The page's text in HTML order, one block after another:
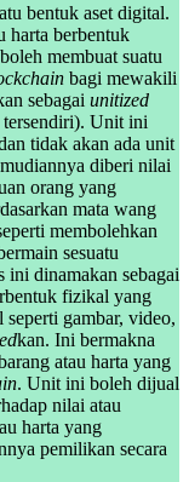
bentuk aset digital.
harta berbentuk
membuat suatu
bagi mewakili
sebagai unitized
Unit ini
tidak akan ada unit
diberi nilai
orang yang
mata wang
membolehkan
sesuatu
ini dinamakan sebagai
fizikal yang
gambar, video,
kan. Ini bermakna
atau harta yang
. Unit ini boleh dijual
nilai atau
harta yang
pemilikan secara